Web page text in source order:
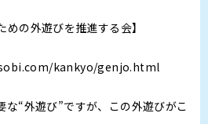
めの外遊びを推進する会】
kankyo/genjo.html
な“外遊び”ですが、この外遊びがこ